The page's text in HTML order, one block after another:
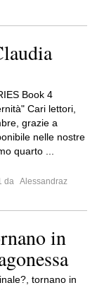
Book 4
Cari lettori,
grazie a
nelle nostre
quarto ...
da Alessandraz
in
tornano in